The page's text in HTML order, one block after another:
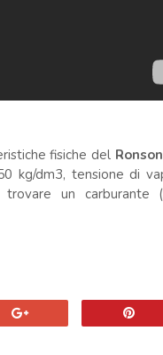
fisiche del
kg/dm3, tensione di
un carburante